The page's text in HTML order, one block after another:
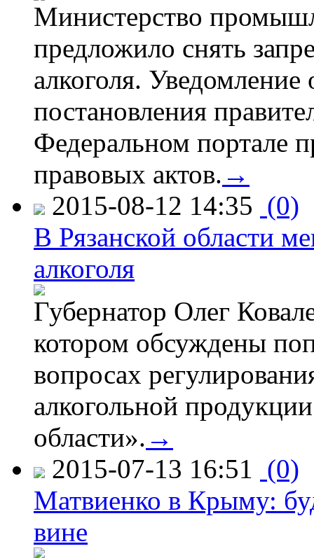
Министерство
предложило снять
алкоголя. Уведомление
постановления
Федеральном портале
правовых актов. →
2015-08-12 14:35 (0)
В Рязанской области
алкоголя
Губернатор Олег
котором обсуждены
вопросах
алкогольной
области». →
2015-07-13 16:51 (0)
Матвиенко в Крыму:
вине